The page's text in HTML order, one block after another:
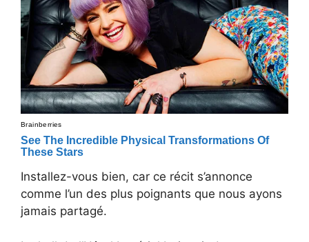
Installez-vous bien, car ce récit s’annonce
comme l’un des plus poignants que nous ayons
jamais partagé.